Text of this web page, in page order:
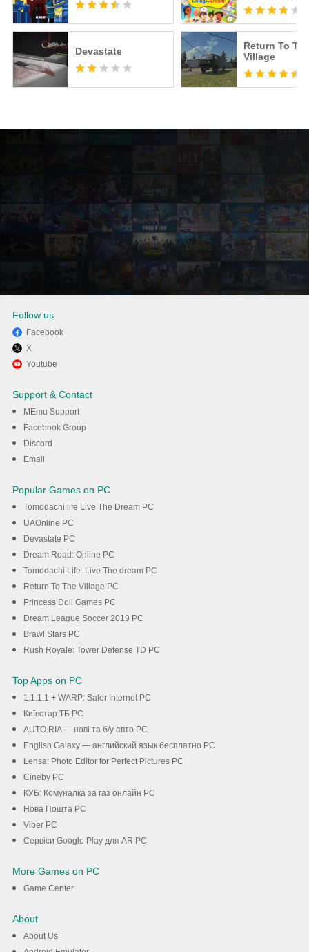
Devastate
Return To
Village
Enjoy playing Crafting and
Building on PC with MEmu
Follow us
Facebook
X
Youtube
Support & Contact
MEmu Support
Facebook Group
Discord
Email
Popular Games on PC
Tomodachi life Live The Dream PC
UAOnline PC
Devastate PC
Dream Road: Online PC
Tomodachi Life: Live The dream PC
Return To The Village PC
Princess Doll Games PC
Dream League Soccer 2019 PC
Brawl Stars PC
Rush Royale: Tower Defense TD PC
Top Apps on PC
1.1.1.1 + WARP: Safer Internet PC
Київстар TБ PC
AUTO.RIA — нові та б/у авто PC
English Galaxy — английский язык бесплатно PC
Lensa: Photo Editor for Perfect Pictures PC
Cineby PC
КУБ: Комуналка за газ онлайн PC
Нова Пошта PC
Viber PC
Сервіси Google Play для AR PC
More Games on PC
Game Center
About
About Us